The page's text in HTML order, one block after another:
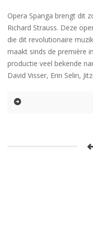
Opera Spanga brengt dit
Richard Strauss. Deze
die dit revolutionaire
maakt sinds de première
productie veel bekende
David Visser, Erin Selin,